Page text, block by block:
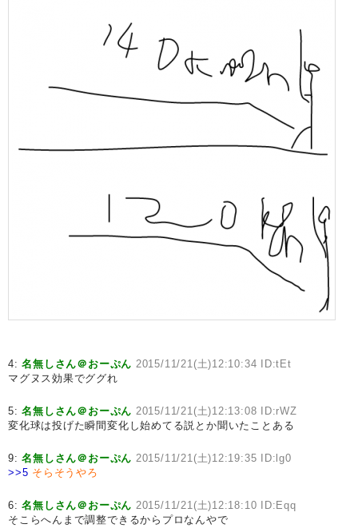
4:名無しさん＠おーぷん 2015/11/21(土)12:10:34 ID:tEt
マグヌス効果でググれ
5:名無しさん＠おーぷん 2015/11/21(土)12:13:08 ID:rWZ
変化球は投げた瞬間変化し始めてる説とか聞いたことある
9:名無しさん＠おーぷん 2015/11/21(土)12:19:35 ID:lg0
>>5 そらそうやろ
6:名無しさん＠おーぷん 2015/11/21(土)12:18:10 ID:Eqq
そこらへんまで調整できるからプロなんやで